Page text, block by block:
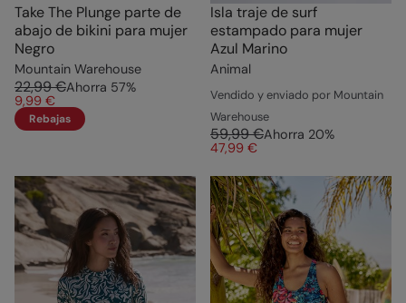
Take The Plunge parte de
abajo de bikini para mujer
Negro
Mountain Warehouse
22,99 €Ahorra 57%
9,99 €
Rebajas
Isla traje de surf
estampado para mujer
Azul Marino
Animal
Vendido y enviado por Mountain
Warehouse
59,99 €Ahorra 20%
47,99 €